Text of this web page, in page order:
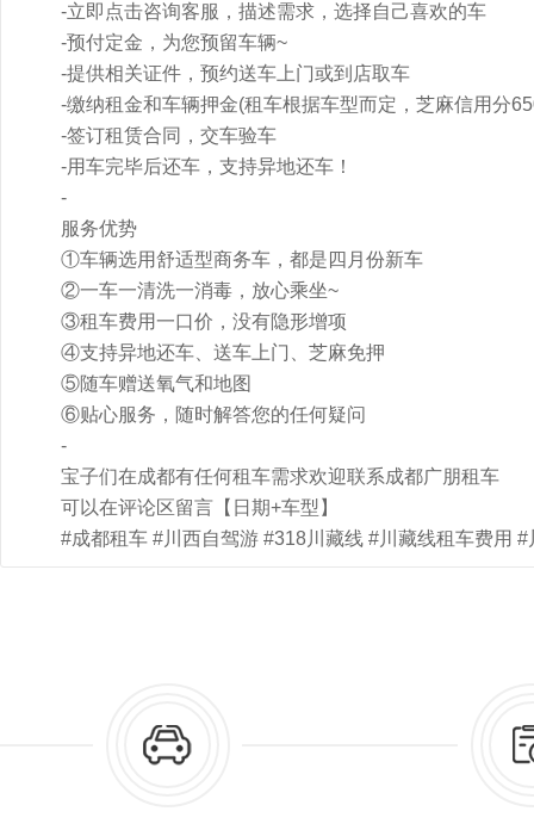
-立即点击咨询客服，描述需求，选择自己喜欢的车
-预付定金，为您预留车辆~
-提供相关证件，预约送车上门或到店取车
-缴纳租金和车辆押金(租车根据车型而定，芝麻信用分
-签订租赁合同，交车验车
-用车完毕后还车，支持异地还车！
-
服务优势
①车辆选用舒适型商务车，都是四月份新车
②一车一清洗一消毒，放心乘坐~
③租车费用一口价，没有隐形增项
④支持异地还车、送车上门、芝麻免押
⑤随车赠送氧气和地图
⑥贴心服务，随时解答您的任何疑问
-
宝子们在成都有任何租车需求欢迎联系成都广朋租车
可以在评论区留言【日期+车型】
#成都租车 #川西自驾游 #318川藏线 #川藏线租车费用